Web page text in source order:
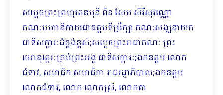
សម្ដេចព្រះព្រហ្មរតនមុនី ពិន សែម សិរីសុវណ្ណោ
គណៈមហានិកាយជាឧត្តមទីប្រឹក្សា គណៈសង្ឃនាយក
ជាទីសក្ការៈដ៏ខ្ពង់ខ្ពស់;សម្តេចព្រះរាជាគណៈ ព្រះ
ថេរានុត្ថេរៈគ្រប់ព្រះអង្គ ជាទីសក្ការៈ;ឯកឧត្តម លោក
ជំទាវ, សមាជិក សមាជិកា រាជរដ្ឋាភិបាល;ឯកឧត្តម
លោកជំទាវ, លោក លោកស្រី, លោកតា